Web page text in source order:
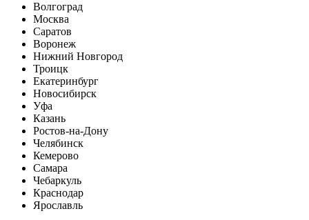
Волгоград
Москва
Саратов
Воронеж
Нижний Новгород
Троицк
Екатеринбург
Новосибирск
Уфа
Казань
Ростов-на-Дону
Челябинск
Кемерово
Самара
Чебаркуль
Краснодар
Ярославль